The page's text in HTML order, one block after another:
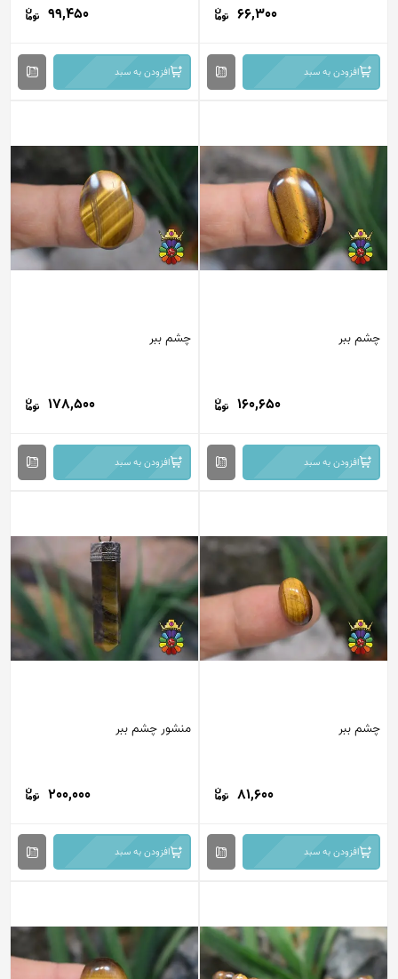
66,300
افزودن به سبد
99,450
افزودن به سبد
ببر
160,650
افزودن به سبد
چشم ببر
178,500
افزودن به سبد
ببر
81,600
افزودن به سبد
منشور چشم ببر
200,000
افزودن به سبد